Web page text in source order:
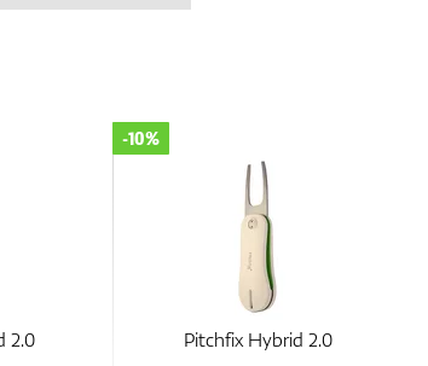
2.0
Pitchfix Hybrid 2.0
-10%